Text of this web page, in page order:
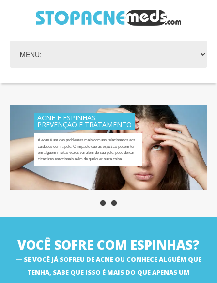
VOCÊ SOFRE COM ESPINHAS?
SE VOCÊ JÁ SOFREU DE ACNE OU CONHECE ALGUÉM QUE
TENHA, SABE QUE ISSO É MAIS DO QUE APENAS UM